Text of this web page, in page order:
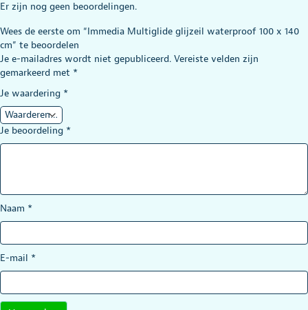
Er zijn nog geen beoordelingen.
Wees de eerste om “Immedia Multiglide glijzeil waterproof 100 x 140
cm” te beoordelen
Je e-mailadres wordt niet gepubliceerd. Vereiste velden zijn
gemarkeerd met *
Je waardering *
Je beoordeling *
Naam *
E-mail *